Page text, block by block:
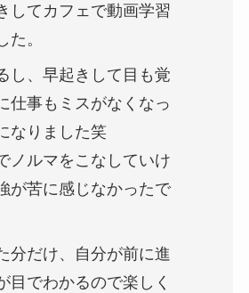
してカフェで動画学習
た。
し、早起きして目も覚
仕事もミスがなくなっ
なりました笑
ノルマをこなしていけ
が苦に感じなかったで
分だけ、自分が前に進
目でわかるので楽しく